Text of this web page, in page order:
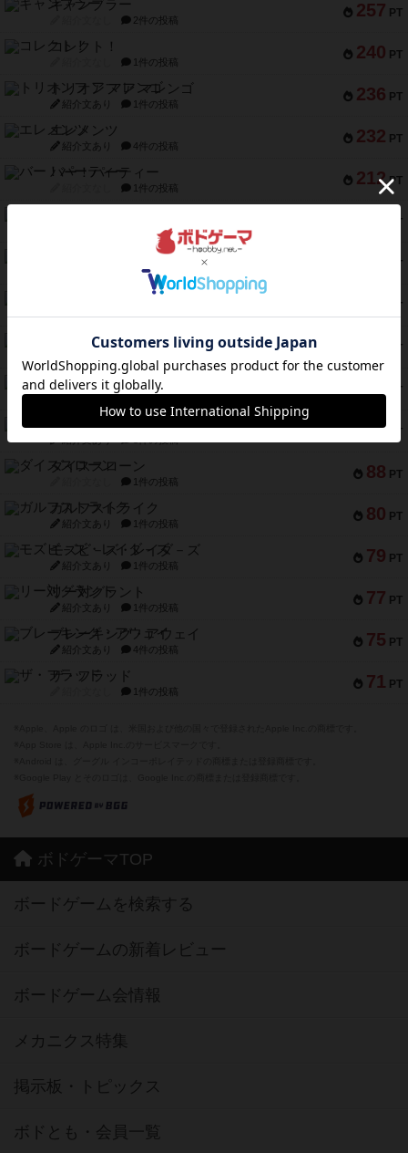
257 PT
ギャンブラー
2件の投稿
240 PT
コレクト！
1件の投稿
236 PT
トリオンフ ア マレンゴ
紹介文あり 1件の投稿
232 PT
エレメンツ
紹介文あり 4件の投稿
212 PT
バー！パーティー
1件の投稿
PT
1件の投稿
PT
1件の投稿
PT
PT
ドブル：ポケットモンスター
PT
ジャンヌ・ダルク-オルレアン ドロー＆ライト
紹介文なし 5件の投稿
94 PT
88 PT
ダイススローン
1件の投稿
80 PT
ガルフストライク
紹介文あり 1件の投稿
79 PT
モズビ－ズ・レイダ－ズ
紹介文あり 1件の投稿
77 PT
リー対グラント
紹介文あり 1件の投稿
75 PT
ブレーキング・アウェイ
紹介文あり 4件の投稿
71 PT
ザ・フラッド
1件の投稿
ボドゲーマTOP
ボードゲームを検索する
ボードゲームの新着レビュー
ボードゲーム会情報
メカニクス特集
掲示板・トピックス
ボドとも・会員一覧